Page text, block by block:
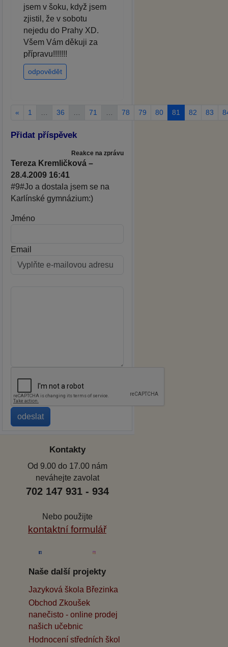
jsem v šoku, když jsem
zjistil, že v sobotu
nejedu do Prahy XD.
Všem Vám děkuji za
přípravu!!!!!!!
odpovědět
« 1 36 71 78 79 80 81 82 83
Přidat příspěvek
Reakce na zprávu
Tereza Kremličková –
28.4.2009 16:41
#9#Jo a dostala jsem se na
Karlínské gymnázium:)
Jméno
Email
Kontakty
Od 9.00 do 17.00 nám
neváhejte zavolat
702 147 931 - 934
Nebo použijte
kontaktní formulář
Naše další projekty
Jazyková škola Březinka
Obchod Zkoušek
nanečisto - online prodej
našich učebnic
Hodnocení středních škol